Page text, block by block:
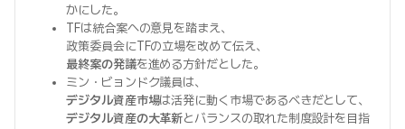
かにした。
TFは統合案への意見を踏まえ、
政策委員会にTFの立場を改めて伝え、
最終案の発議を進める方針だとした。
ミン・ビョンドク議員は、
デジタル資産市場は活発に動く市場であるべきだとして、
デジタル資産の大革新とバランスの取れた制度設計を目指